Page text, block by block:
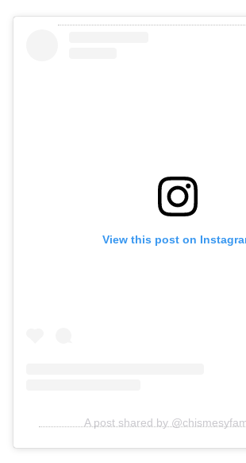
View this post on
A post shared by